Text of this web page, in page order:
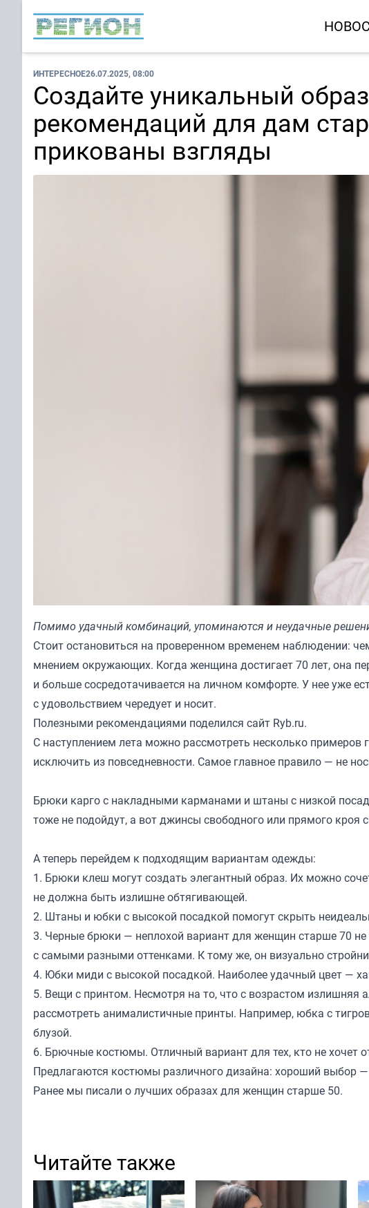
ИНТЕРЕСНОЕ26.07.2025, 08:00
Создайте уникальный
рекомендаций для дам
прикованы взгляды
Помимо удачный комбинаций, упоминаются и неудачные
Стоит остановиться на проверенном временем наблюдении:
мнением окружающих. Когда женщина достигает 70 лет, она
и больше сосредотачивается на личном комфорте. У нее уже
с удовольствием чередует и носит.
Полезными рекомендациями поделился сайт Ryb.ru.
С наступлением лета можно рассмотреть несколько примеров
исключить из повседневности. Самое главное правило — не
Брюки карго с накладными карманами и штаны с низкой
тоже не подойдут, а вот джинсы свободного или прямого кроя
А теперь перейдем к подходящим вариантам одежды:
1. Брюки клеш могут создать элегантный образ. Их можно
не должна быть излишне обтягивающей.
2. Штаны и юбки с высокой посадкой помогут скрыть
3. Черные брюки — неплохой вариант для женщин старше 70 не
с самыми разными оттенками. К тому же, он визуально
4. Юбки миди с высокой посадкой. Наиболее удачный цвет —
5. Вещи с принтом. Несмотря на то, что с возрастом излишняя
рассмотреть анималистичные принты. Например, юбка с
блузой.
6. Брючные костюмы. Отличный вариант для тех, кто не хочет
Предлагаются костюмы различного дизайна: хороший выбор
Ранее мы писали о лучших образах для женщин старше 50.
Читайте также